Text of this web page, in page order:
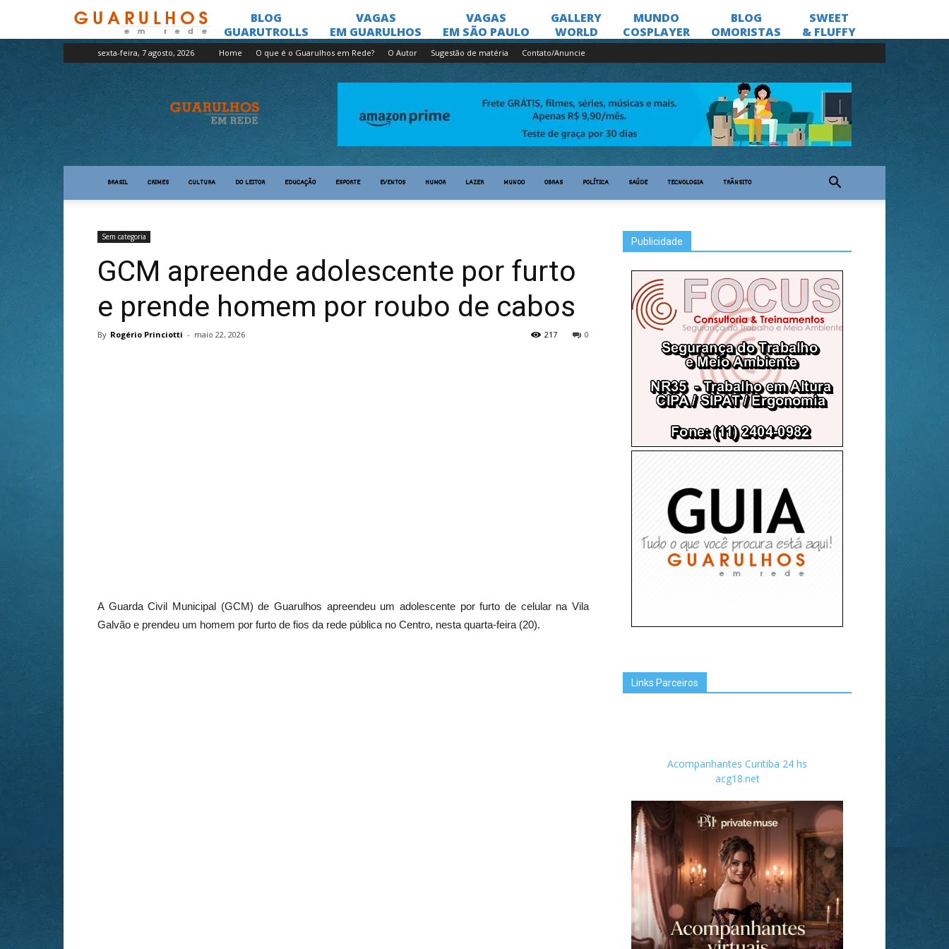
sexta-feira, 7 agosto, 2026 Home O que é o Guarulhos em Rede? O Autor Sugestão de matéria Contato/Anuncie
Guarulhos
em
Rede
BRASIL CRIMES CULTURA DO LEITOR EDUCAÇÃO ESPORTE EVENTOS HUMOR LAZER MUNDO OBRAS POLÍTICA SAÚDE TECNOLOGIA TRÂNSITO
Sem categoria
GCM apreende adolescente por furto
e prende homem por roubo de cabos
By Rogério Princiotti - maio 22, 2026 0
217
A Guarda Civil Municipal (GCM) de Guarulhos apreendeu um adolescente por furto de celular na Vila
Galvão e prendeu um homem por furto de fios da rede pública no Centro, nesta quarta-feira (20).
Publicidade
Links Parceiros
Acompanhantes Curitiba 24 hs
acg18.net